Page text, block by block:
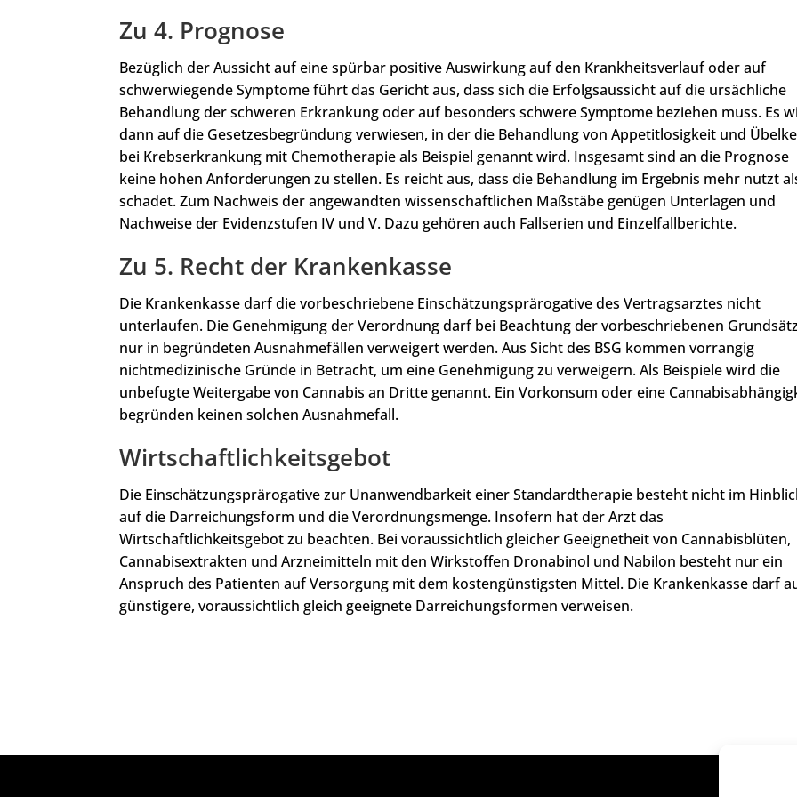
Zu 4. Prognose
Bezüglich der Aussicht auf eine spürbar positive Auswirkung auf den Krankheitsverlauf oder auf
schwerwiegende Symptome führt das Gericht aus, dass sich die Erfolgsaussicht auf die ursächliche
Behandlung der schweren Erkrankung oder auf besonders schwere Symptome beziehen muss. Es
dann auf die Gesetzesbegründung verwiesen, in der die Behandlung von Appetitlosigkeit und
bei Krebserkrankung mit Chemotherapie als Beispiel genannt wird. Insgesamt sind an die Prognose
keine hohen Anforderungen zu stellen. Es reicht aus, dass die Behandlung im Ergebnis mehr nutzt
schadet. Zum Nachweis der angewandten wissenschaftlichen Maßstäbe genügen Unterlagen und
Nachweise der Evidenzstufen IV und V. Dazu gehören auch Fallserien und Einzelfallberichte.
Zu 5. Recht der Krankenkasse
Die Krankenkasse darf die vorbeschriebene Einschätzungsprärogative des Vertragsarztes nicht
unterlaufen. Die Genehmigung der Verordnung darf bei Beachtung der vorbeschriebenen
nur in begründeten Ausnahmefällen verweigert werden. Aus Sicht des BSG kommen vorrangig
nichtmedizinische Gründe in Betracht, um eine Genehmigung zu verweigern. Als Beispiele wird die
unbefugte Weitergabe von Cannabis an Dritte genannt. Ein Vorkonsum oder eine
begründen keinen solchen Ausnahmefall.
Wirtschaftlichkeitsgebot
Die Einschätzungsprärogative zur Unanwendbarkeit einer Standardtherapie besteht nicht im
auf die Darreichungsform und die Verordnungsmenge. Insofern hat der Arzt das
Wirtschaftlichkeitsgebot zu beachten. Bei voraussichtlich gleicher Geeignetheit von Cannabisblüten,
Cannabisextrakten und Arzneimitteln mit den Wirkstoffen Dronabinol und Nabilon besteht nur ein
Anspruch des Patienten auf Versorgung mit dem kostengünstigsten Mittel. Die Krankenkasse darf
günstigere, voraussichtlich gleich geeignete Darreichungsformen verweisen.